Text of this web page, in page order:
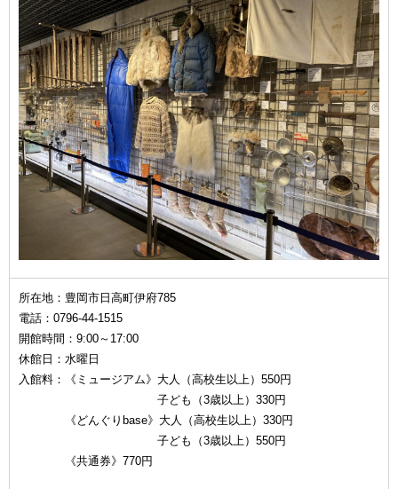
所在地：豊岡市日高町伊府785
電話：0796-44-1515
開館時間：9:00～17:00
休館日：水曜日
入館料：《ミュージアム》大人（高校生以上）550円
子ども（3歳以上）330円
《どんぐりbase》大人（高校生以上）330円
子ども（3歳以上）550円
《共通券》770円